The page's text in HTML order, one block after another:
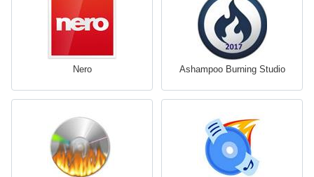
Nero Ashampoo Burning Studio